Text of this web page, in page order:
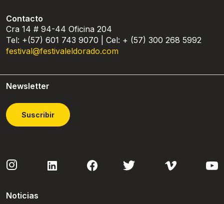
Contacto
Cra 14 # 94-44 Oficina 204
Tel: +(57) 601 743 9070 | Cel: + (57) 300 268 5992
festival@festivaleldorado.com
Newsletter
Suscribir
Noticias